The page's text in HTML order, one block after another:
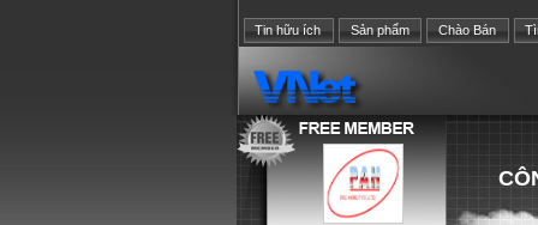
Tin hữu ích Sản phẩm Chào Bán